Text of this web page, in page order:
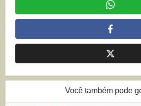
Você também pode